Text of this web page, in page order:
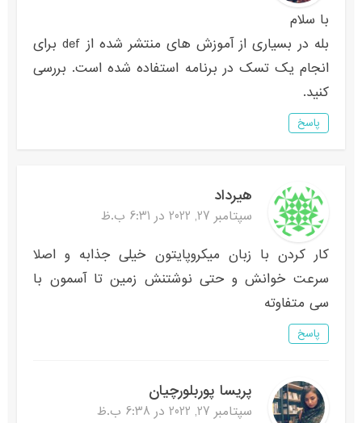
با سلام
بله در بسیاری از آموزش های منتشر شده از def برای
انجام یک تسک در برنامه استفاده شده است. بررسی
کنید.
پاسخ
هیرداد
سپتامبر 27, 2022 در 6:31 ب.ظ
کار کردن با زبان میکروپایتون خیلی جذابه و اصلا
سرعت خوانش و حتی نوشتنش زمین تا آسمون با
سی متفاوته
پاسخ
پریسا پوربلورچیان
سپتامبر 27, 2022 در 6:38 ب.ظ